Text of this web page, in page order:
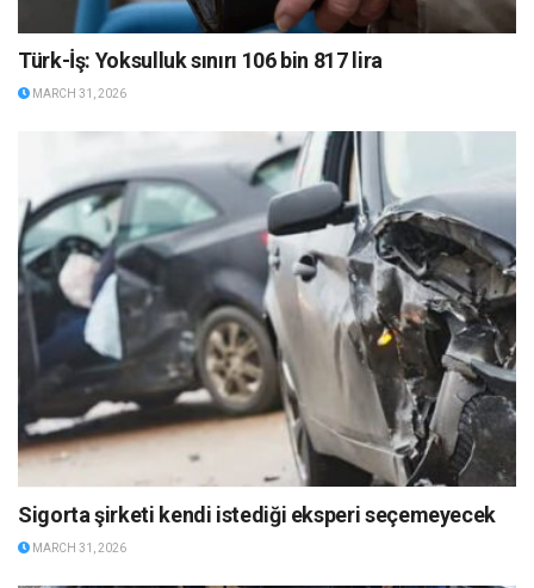
Türk-İş: Yoksulluk sınırı 106 bin 817 lira
MARCH 31, 2026
Sigorta şirketi kendi istediği eksperi seçemeyecek
MARCH 31, 2026